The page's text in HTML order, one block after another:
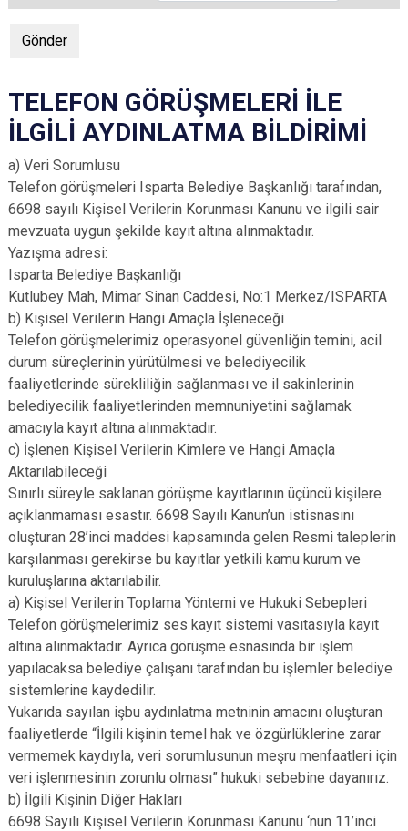
TELEFON GÖRÜŞMELERİ İLE
İLGİLİ AYDINLATMA BİLDİRİMİ
a) Veri Sorumlusu
Telefon görüşmeleri Isparta Belediye Başkanlığı tarafından,
6698 sayılı Kişisel Verilerin Korunması Kanunu ve ilgili sair
mevzuata uygun şekilde kayıt altına alınmaktadır.
Yazışma adresi:
Isparta Belediye Başkanlığı
Kutlubey Mah, Mimar Sinan Caddesi, No:1 Merkez/ISPARTA
b) Kişisel Verilerin Hangi Amaçla İşleneceği
Telefon görüşmelerimiz operasyonel güvenliğin temini, acil
durum süreçlerinin yürütülmesi ve belediyecilik
faaliyetlerinde sürekliliğin sağlanması ve il sakinlerinin
belediyecilik faaliyetlerinden memnuniyetini sağlamak
amacıyla kayıt altına alınmaktadır.
c) İşlenen Kişisel Verilerin Kimlere ve Hangi Amaçla
Aktarılabileceği
Sınırlı süreyle saklanan görüşme kayıtlarının üçüncü kişilere
açıklanmaması esastır. 6698 Sayılı Kanun’un istisnasını
oluşturan 28’inci maddesi kapsamında gelen Resmi taleplerin
karşılanması gerekirse bu kayıtlar yetkili kamu kurum ve
kuruluşlarına aktarılabilir.
a) Kişisel Verilerin Toplama Yöntemi ve Hukuki Sebepleri
Telefon görüşmelerimiz ses kayıt sistemi vasıtasıyla kayıt
altına alınmaktadır. Ayrıca görüşme esnasında bir işlem
yapılacaksa belediye çalışanı tarafından bu işlemler belediye
sistemlerine kaydedilir.
Yukarıda sayılan işbu aydınlatma metninin amacını oluşturan
faaliyetlerde “İlgili kişinin temel hak ve özgürlüklerine zarar
vermemek kaydıyla, veri sorumlusunun meşru menfaatleri için
veri işlenmesinin zorunlu olması” hukuki sebebine dayanırız.
b) İlgili Kişinin Diğer Hakları
6698 Sayılı Kişisel Verilerin Korunması Kanunu ‘nun 11’inci